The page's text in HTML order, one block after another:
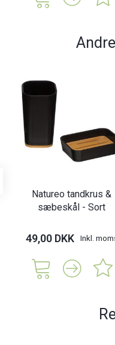
Natureo tandkrus &
sæbeskål - Sort
49,00 DKK Inkl.